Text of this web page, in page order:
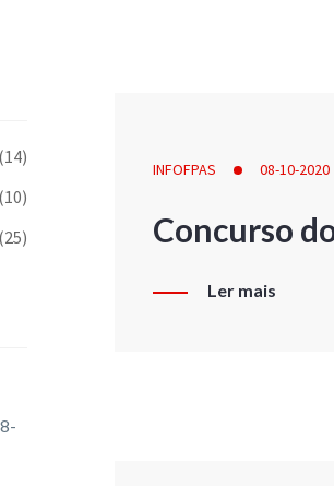
INFOFPAS 08-10-2020
Concurso
Ler mais
(14)
(10)
(25)